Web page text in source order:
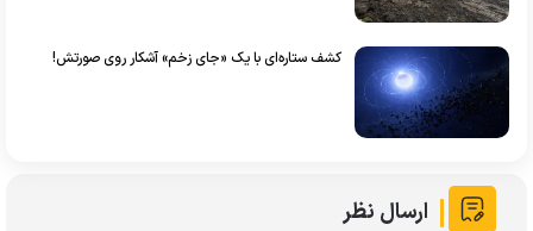
کشف ستاره‌ای با یک «جای زخم» آشکار روی صورتش!
ارسال نظر